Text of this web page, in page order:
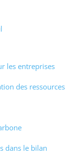
les entreprises
des ressources
dans le bilan